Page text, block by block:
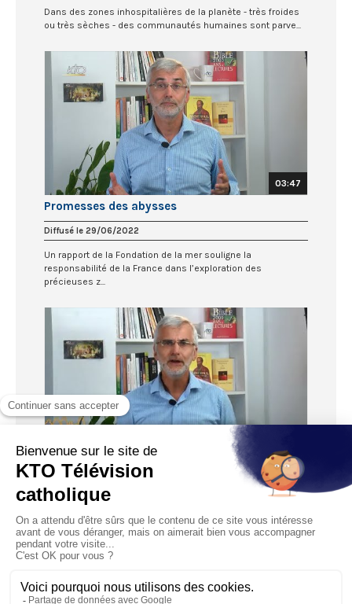
Dans des zones inhospitalières de la planète - très froides
ou très sèches - des communautés humaines sont parve...
03:47
Promesses des abysses
Diffusé le 29/06/2022
Un rapport de la Fondation de la mer souligne la
responsabilité de la France dans l’exploration des
précieuses z...
Le retour argentin du jaguar
Diffusé le 22/06/2022
emblématique de l’Amérique latine, est en cours de...